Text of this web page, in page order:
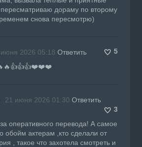
дораму по второму
снова пересмотрю)
2026 05:18 Ответить
5
21 июня 2026 01:30 Ответить
3
оперативного перевода! А самое
обойм актерам ,кто сделали от
, такое что захотела смотреть и